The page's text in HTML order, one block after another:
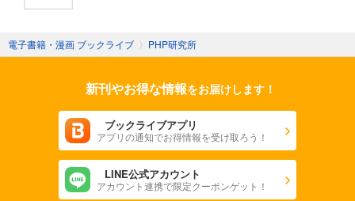
電子書籍・漫画 ブックライブ 〉 PHP研究所
新刊やお得な情報をお届けします！
ブックライブアプリ
アプリの通知でお得情報を受け取ろう！
LINE公式アカウント
アカウント連携で限定クーポンゲット！